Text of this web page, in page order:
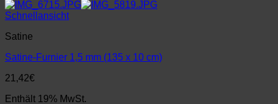
Schnellansicht
Satine
Satine-Furnier 1,5 mm (135 x 10 cm)
21,42€
Enthält 19% MwSt.